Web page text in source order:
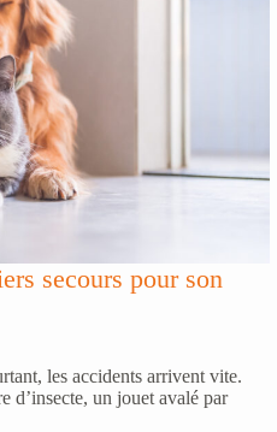
secours pour son
les accidents arrivent vite.
d’insecte, un jouet avalé par